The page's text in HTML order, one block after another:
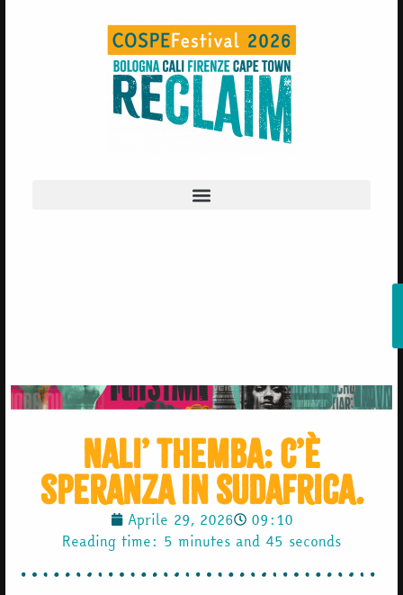
Nali’ Themba: C’è
speranza in Sudafrica.
Aprile 29, 2026
09:10
Reading time: 5 minutes and 45 seconds